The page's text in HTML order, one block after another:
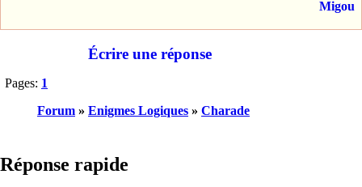
Migou
Écrire une réponse
Pages: 1
Forum » Enigmes Logiques » Charade
Réponse rapide